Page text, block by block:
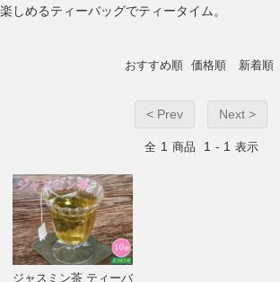
楽しめるティーバッグでティータイム。
おすすめ順 価格順 新着順
< Prev Next >
全 1 商品 1 - 1 表示
ジャスミン茶 ティーバ